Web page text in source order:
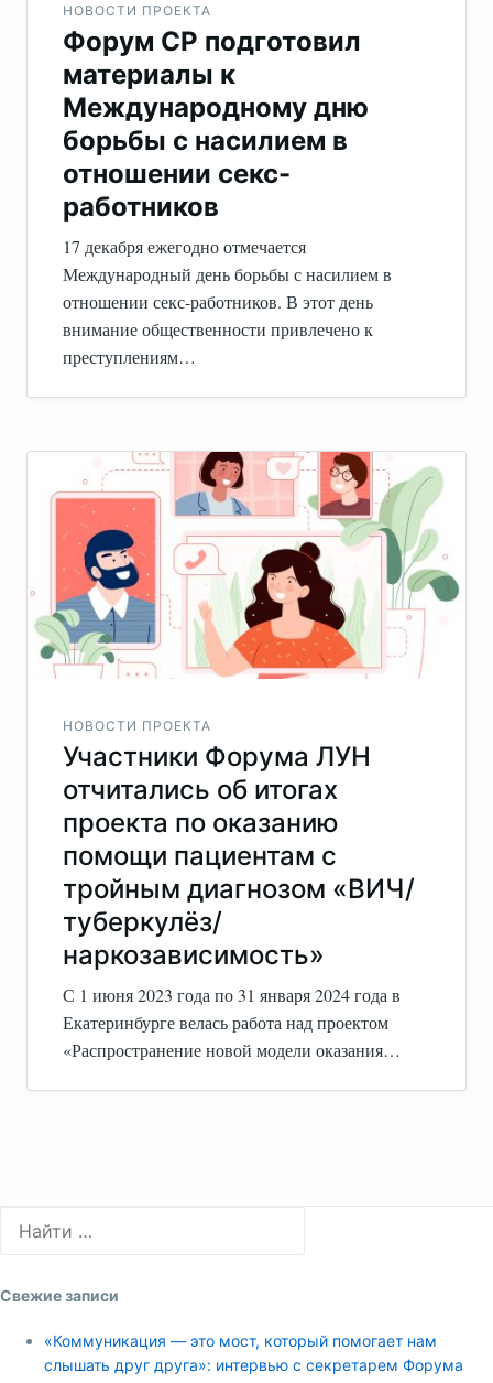
НОВОСТИ ПРОЕКТА
Форум СР подготовил
материалы к
Международному дню
борьбы с насилием в
отношении секс-
работников
17 декабря ежегодно отмечается
Международный день борьбы с насилием в
отношении секс-работников. В этот день
внимание общественности привлечено к
преступлениям…
НОВОСТИ ПРОЕКТА
Участники Форума ЛУН
отчитались об итогах
проекта по оказанию
помощи пациентам с
тройным диагнозом «ВИЧ/
туберкулёз/
наркозависимость»
С 1 июня 2023 года по 31 января 2024 года в
Екатеринбурге велась работа над проектом
«Распространение новой модели оказания…
Свежие записи
«Коммуникация — это мост, который помогает нам
слышать друг друга»: интервью с секретарем Форума